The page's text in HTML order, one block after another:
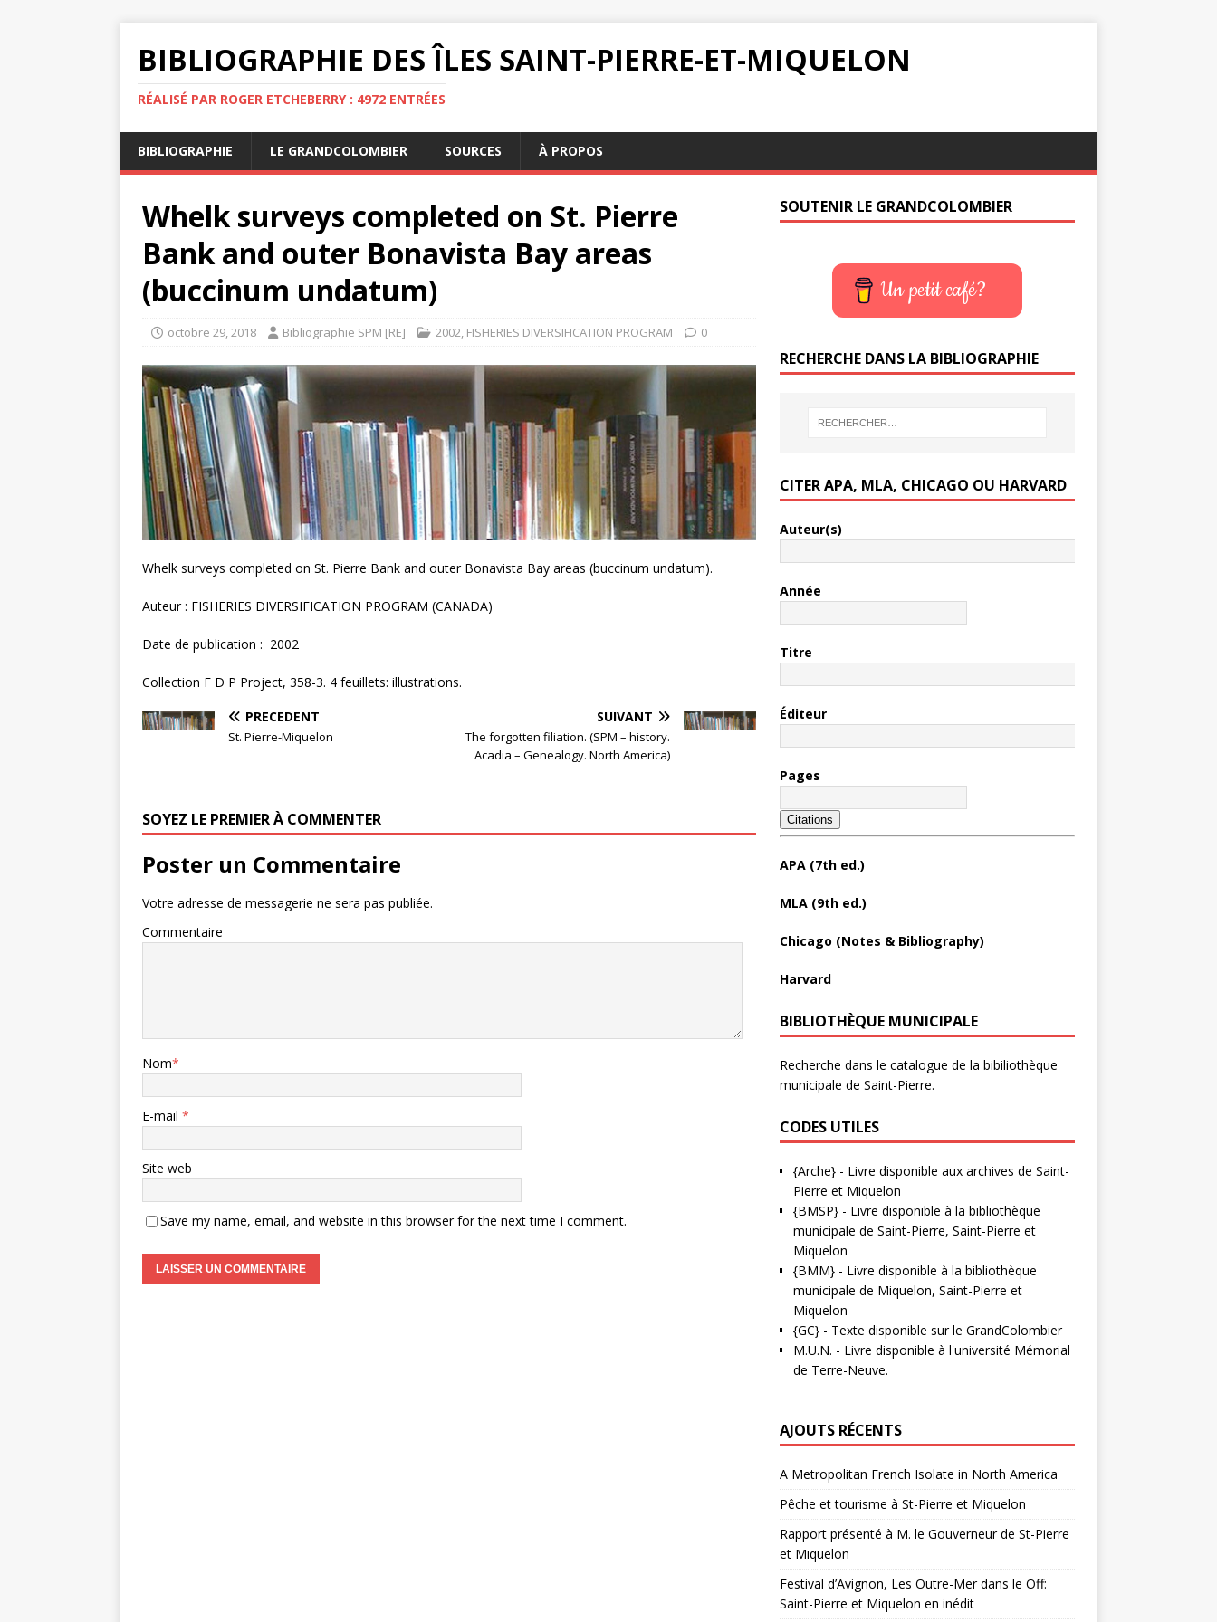
BIBLIOGRAPHIE DES ÎLES SAINT-PIERRE-ET-MIQUELON
RÉALISÉ PAR ROGER ETCHEBERRY : 4972 ENTRÉES
BIBLIOGRAPHIE LE GRANDCOLOMBIER SOURCES À PROPOS
Whelk surveys completed on St. Pierre
Bank and outer Bonavista Bay areas
(buccinum undatum)
octobre 29, 2018 Bibliographie SPM [RE] 2002, FISHERIES DIVERSIFICATION PROGRAM 0
Whelk surveys completed on St. Pierre Bank and outer Bonavista Bay areas (buccinum undatum).
Auteur : FISHERIES DIVERSIFICATION PROGRAM (CANADA)
Date de publication : 2002
Collection F D P Project, 358-3. 4 feuillets: illustrations.
PRÉCÉDENT
St. Pierre-Miquelon
SUIVANT
The forgotten filiation. (SPM – history.
Acadia – Genealogy. North America)
SOYEZ LE PREMIER À COMMENTER
Poster un Commentaire
Votre adresse de messagerie ne sera pas publiée.
Commentaire
Nom*
E-mail *
Site web
Save my name, email, and website in this browser for the next time I comment.
SOUTENIR LE GRANDCOLOMBIER
Un petit café?
RECHERCHE DANS LA BIBLIOGRAPHIE
CITER APA, MLA, CHICAGO OU HARVARD
Auteur(s)
Année
Titre
Éditeur
Pages
Citations
APA (7th ed.)
MLA (9th ed.)
Chicago (Notes & Bibliography)
Harvard
BIBLIOTHÈQUE MUNICIPALE
Recherche dans le catalogue de la bibiliothèque
municipale de Saint-Pierre.
CODES UTILES
{Arche}- Livre disponible aux archives de Saint-
Pierre et Miquelon
{BMSP}- Livre disponible à la bibliothèque
municipale de Saint-Pierre, Saint-Pierre et
Miquelon
{BMM}- Livre disponible à la bibliothèque
municipale de Miquelon, Saint-Pierre et
Miquelon
{GC}- Texte disponible sur le GrandColombier
M.U.N. - Livre disponible à l'université Mémorial
de Terre-Neuve.
AJOUTS RÉCENTS
A Metropolitan French Isolate in North America
Pêche et tourisme à St-Pierre et Miquelon
Rapport présenté à M. le Gouverneur de St-Pierre
et Miquelon
Festival d’Avignon, Les Outre-Mer dans le Off:
Saint-Pierre et Miquelon en inédit